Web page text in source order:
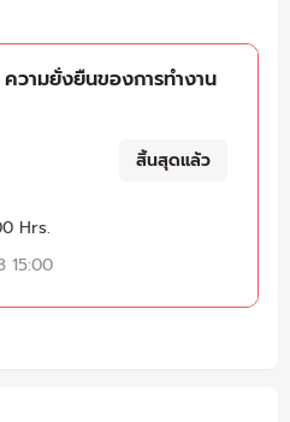
วามยั่งยืนของการทำงาน
สิ้นสุดแล้ว
Hrs.
15:00